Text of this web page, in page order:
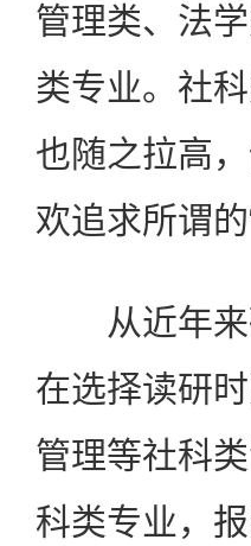
管理类、法
类专业。社
也随之拉高
欢追求所谓的
从近年来
在选择读研
管理等社科
科类专业，